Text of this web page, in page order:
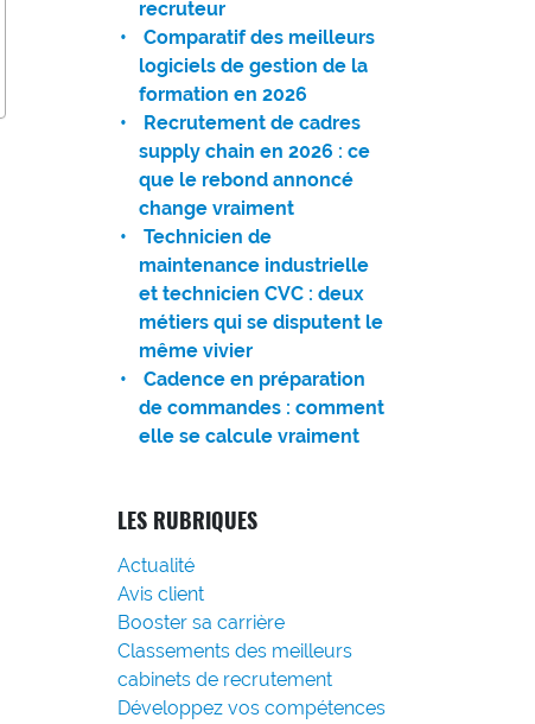
recruteur
Comparatif des meilleurs
logiciels de gestion de la
formation en 2026
Recrutement de cadres
supply chain en 2026 : ce
que le rebond annoncé
change vraiment
Technicien de
maintenance industrielle
et technicien CVC : deux
métiers qui se disputent le
même vivier
Cadence en préparation
de commandes : comment
elle se calcule vraiment
LES RUBRIQUES
Actualité
Avis client
Booster sa carrière
Classements des meilleurs
cabinets de recrutement
Développez vos compétences